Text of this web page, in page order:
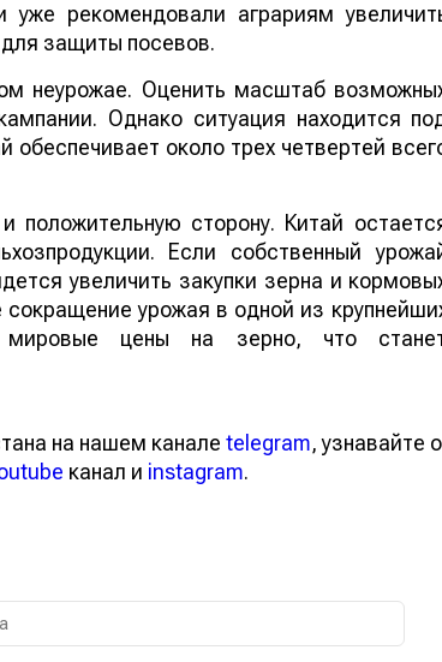
уже рекомендовали аграриям
защиты посевов.
неурожае. Оценить масштаб
Однако ситуация находится
около трех четвертей
сторону. Китай
Если собственный
увеличить закупки зерна и
урожая в одной из
мировые цены на зерно, что
на нашем канале telegram, узнавайте о
канал и instagram.